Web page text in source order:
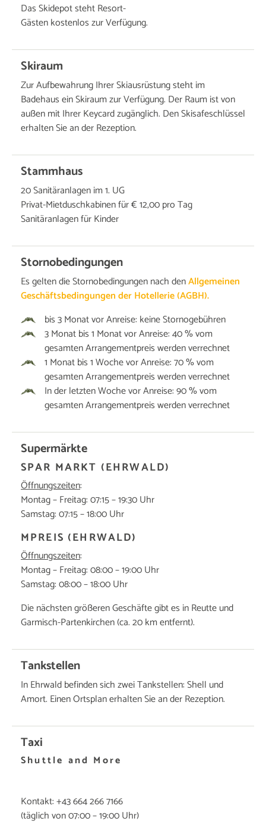
Das Skidepot steht Resort-
Gästen kostenlos zur Verfügung.
Skiraum
Zur Aufbewahrung Ihrer Skiausrüstung steht im
Badehaus ein Skiraum zur Verfügung. Der Raum ist von
außen mit Ihrer Keycard zugänglich. Den Skisafeschlüssel
erhalten Sie an der Rezeption.
Stammhaus
20 Sanitäranlagen im 1. UG
Privat-Mietduschkabinen für € 12,00 pro Tag
Sanitäranlagen für Kinder
Stornobedingungen
Es gelten die Stornobedingungen nach denAllgemeinen
Geschäftsbedingungen der Hotellerie (AGBH).
bis 3 Monat vor Anreise: keine Stornogebühren
3 Monat bis 1 Monat vor Anreise: 40 % vom
gesamten Arrangementpreis werden verrechnet
1 Monat bis 1 Woche vor Anreise: 70 % vom
gesamten Arrangementpreis werden verrechnet
In der letzten Woche vor Anreise: 90 % vom
gesamten Arrangementpreis werden verrechnet
Supermärkte
SPAR MARKT (EHRWALD)
Öffnungszeiten:
Montag – Freitag: 07:15 – 19:30 Uhr
Samstag: 07:15 – 18:00 Uhr
MPREIS (EHRWALD)
Öffnungszeiten:
Montag – Freitag: 08:00 – 19:00 Uhr
Samstag: 08:00 – 18:00 Uhr
Die nächsten größeren Geschäfte gibt es in Reutte und
Garmisch-Partenkirchen (ca. 20 km entfernt).
Tankstellen
In Ehrwald befinden sich zwei Tankstellen: Shell und
Amort. Einen Ortsplan erhalten Sie an der Rezeption.
Taxi
Shuttle and More
Kontakt: +43 664 266 7166
(täglich von 07:00 – 19:00 Uhr)